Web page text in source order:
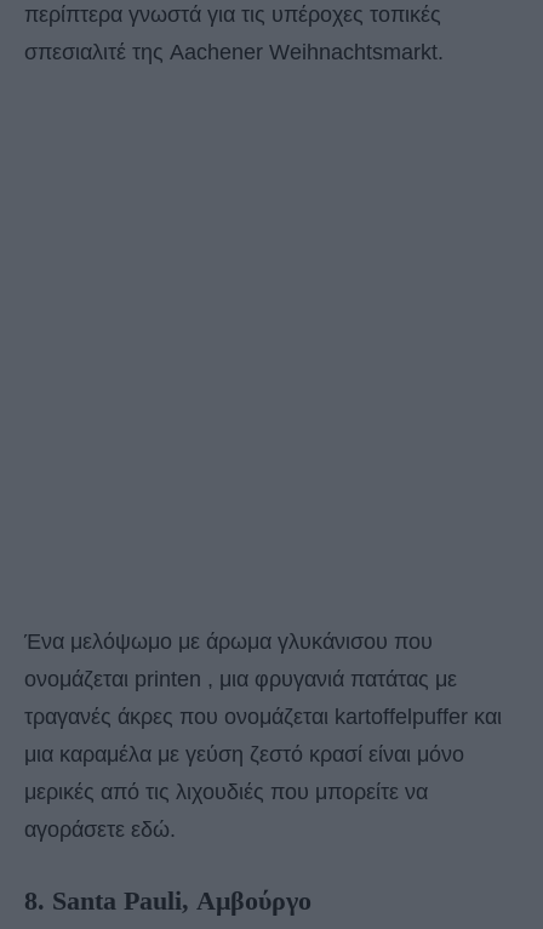
περίπτερα γνωστά για τις υπέροχες τοπικές
σπεσιαλιτέ της Aachener Weihnachtsmarkt.
Ένα μελόψωμο με άρωμα γλυκάνισου που
ονομάζεται printen , μια φρυγανιά πατάτας με
τραγανές άκρες που ονομάζεται kartoffelpuffer και
μια καραμέλα με γεύση ζεστό κρασί είναι μόνο
μερικές από τις λιχουδιές που μπορείτε να
αγοράσετε εδώ.
8. Santa Pauli, Αμβούργο